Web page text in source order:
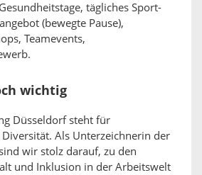
tägliches Sport-
(bewegte Pause),
Teamevents,
wichtig
Düsseldorf steht für
Als Unterzeichnerin der
wir stolz darauf, zu den
und Inklusion in der Arbeitswelt